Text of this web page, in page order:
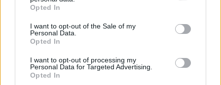
grant or deny consent to Google and its third-party tags to
use your data for below specified purposes in below Google
consent section.
Opted In
I want to opt-out of the Sale of my
Personal Data.
Opted In
I want to opt-out of processing my
Personal Data for Targeted Advertising.
Opted In
Οι κληρώσεις θα γίνονται εντός του πρώτου
δεκαημέρου κάθε μήνα και σε αυτές θα συμμετέχει